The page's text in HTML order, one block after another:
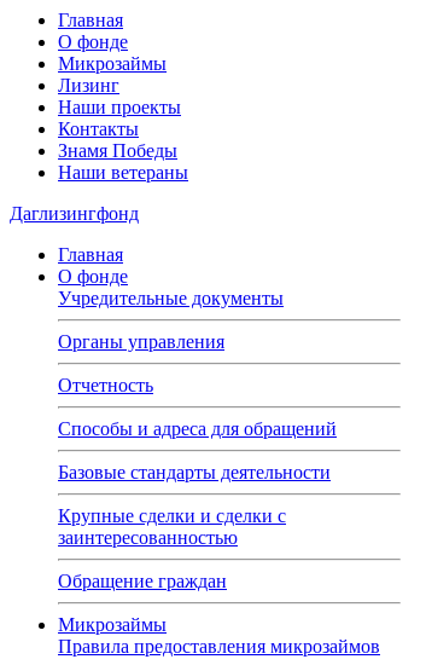
Главная
О фонде
Микрозаймы
Лизинг
Наши проекты
Контакты
Знамя Победы
Наши ветераны
Даглизингфонд
Главная
О фонде
Учредительные документы
Органы управления
Отчетность
Способы и адреса для обращений
Базовые стандарты деятельности
Крупные сделки и сделки с
заинтересованностью
Обращение граждан
Микрозаймы
Правила предоставления микрозаймов